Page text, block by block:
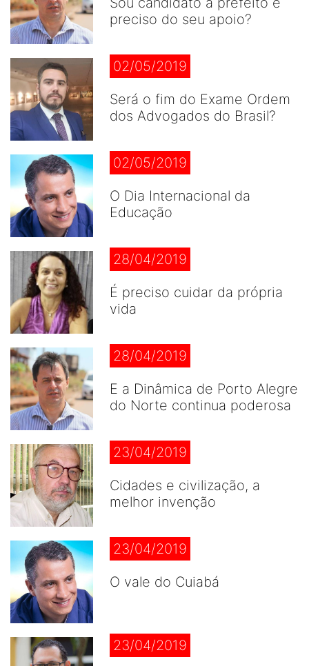
preciso do seu apoio?
02/05/2019
Será o fim do Exame Ordem
dos Advogados do Brasil?
02/05/2019
O Dia Internacional da
Educação
28/04/2019
É preciso cuidar da própria
vida
28/04/2019
E a Dinâmica de Porto Alegre
do Norte continua poderosa
23/04/2019
Cidades e civilização, a
melhor invenção
23/04/2019
O vale do Cuiabá
23/04/2019